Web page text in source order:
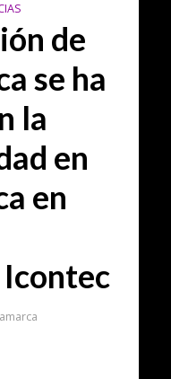
de
se ha
la
en
en